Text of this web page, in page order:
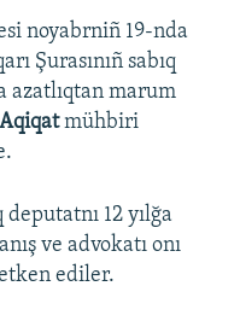
noyabrniñ 19-nda
Şurasınıñ sabıq
azatlıqtan marum
mühbiri
12 yılğa
ve advokatı onı
ediler.